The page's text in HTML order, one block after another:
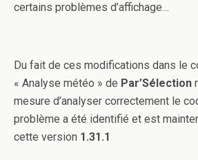
certains problèmes d’affichage…
Du fait de ces modifications dans le
« Analyse météo » de Par’Sélection
mesure d’analyser correctement le
problème a été identifié et est
cette version 1.31.1